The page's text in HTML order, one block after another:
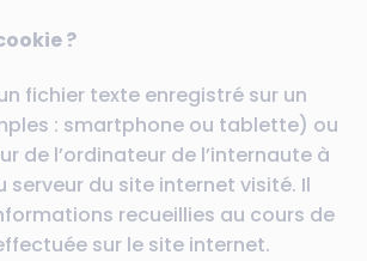
?
fichier texte enregistré sur un
: smartphone ou tablette) ou
de l’ordinateur de l’internaute à
serveur du site internet visité. Il
recueillies au cours de
sur le site internet.